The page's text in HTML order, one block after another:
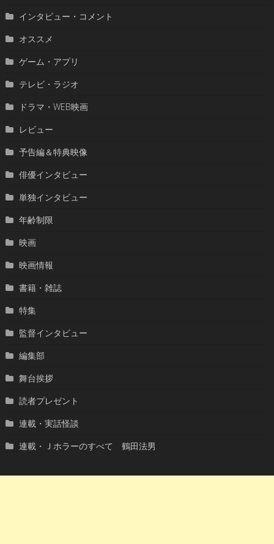
インタビュー・コメント
オススメ
ゲーム・アプリ
テレビ・ラジオ
ドラマ・WEB映画
レビュー
予告編＆特典映像
俳優インタビュー
単独インタビュー
年齢制限
映画
映画情報
書籍・雑誌
特集
監督インタビュー
編集部
舞台挨拶
読者プレゼント
連載・実話怪談
連載・Ｊホラーのすべて 鶴田法男